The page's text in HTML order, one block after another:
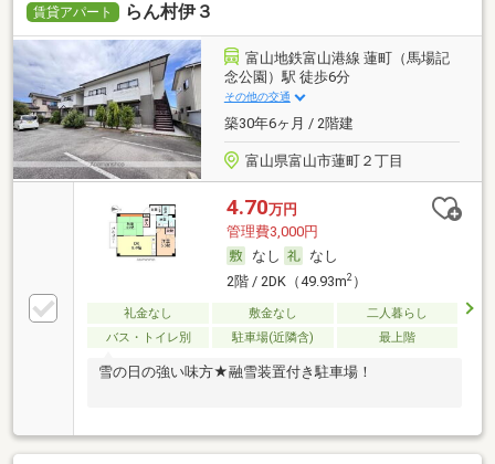
賃貸アパート らん村伊３
富山地鉄富山港線 蓮町（馬場記
念公園）駅 徒歩6分
その他の交通
築30年6ヶ月 / 2階建
富山県富山市蓮町２丁目
4.70万円
管理費3,000円
なし
なし
2階 / 2DK（49.93m2）
礼金なし 敷金なし
二人暮らし
バス・トイレ別
駐車場(近隣含) 最上階
雪の日の強い味方★融雪装置付き駐車場！